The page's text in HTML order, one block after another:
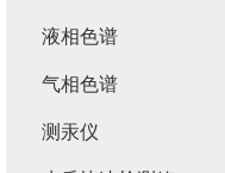
液相色谱
气相色谱
测汞仪